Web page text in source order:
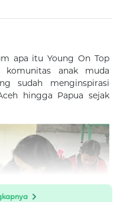
apa itu Young On Top
komunitas anak muda
sudah menginspirasi
hingga Papua sejak